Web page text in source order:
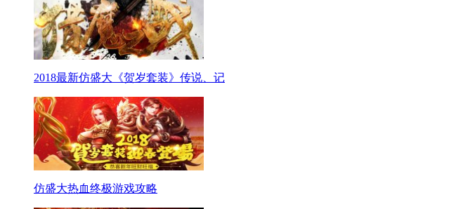
2018最新仿盛大《贺岁套装》传说、记
仿盛大热血终极游戏攻略